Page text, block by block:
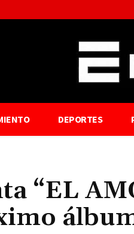
DEPORTES
“EL